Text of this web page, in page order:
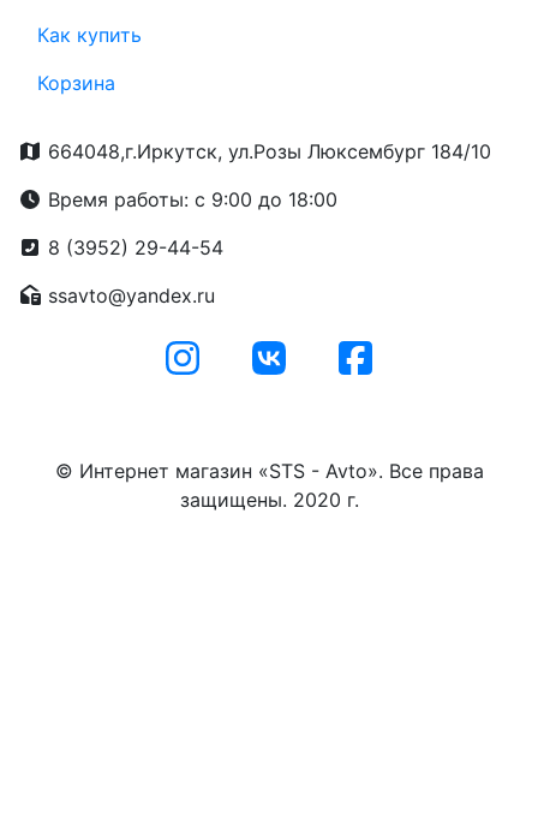
Как купить
Корзина
664048,г.Иркутск, ул.Розы Люксембург 184/10
Время работы: с 9:00 до 18:00
8 (3952) 29-44-54
ssavto@yandex.ru
© Интернет магазин «STS - Avto». Все права
защищены. 2020 г.